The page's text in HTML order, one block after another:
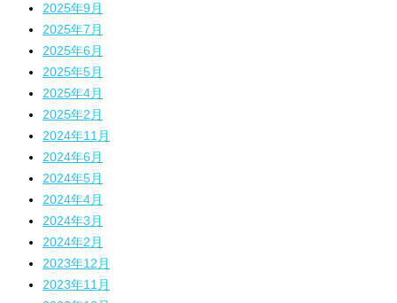
2025年9月
2025年7月
2025年6月
2025年5月
2025年4月
2025年2月
2024年11月
2024年6月
2024年5月
2024年4月
2024年3月
2024年2月
2023年12月
2023年11月